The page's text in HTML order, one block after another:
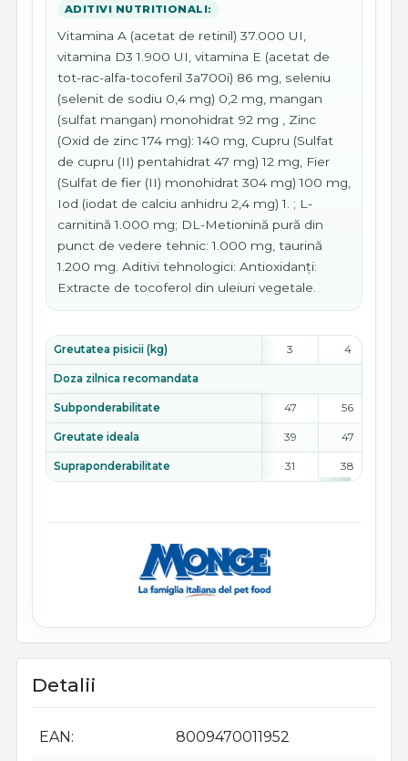
ADITIVI NUTRITIONALI:
Vitamina A (acetat de retinil) 37.000 UI,
vitamina D3 1.900 UI, vitamina E (acetat de
tot-rac-alfa-tocoferil 3a700i) 86 mg, seleniu
(selenit de sodiu 0,4 mg) 0,2 mg, mangan
(sulfat mangan) monohidrat 92 mg , Zinc
(Oxid de zinc 174 mg): 140 mg, Cupru (Sulfat
de cupru (II) pentahidrat 47 mg) 12 mg, Fier
(Sulfat de fier (II) monohidrat 304 mg) 100 mg,
Iod (iodat de calciu anhidru 2,4 mg) 1. ; L-
carnitină 1.000 mg; DL-Metionină pură din
punct de vedere tehnic: 1.000 mg, taurină
1.200 mg. Aditivi tehnologici: Antioxidanți:
Extracte de tocoferol din uleiuri vegetale.
Greutatea pisicii (kg) 3 4
Doza zilnica recomandata
Subponderabilitate 47 56
Greutate ideala 39 47
Supraponderabilitate 31 38
Detalii
EAN 8009470011952